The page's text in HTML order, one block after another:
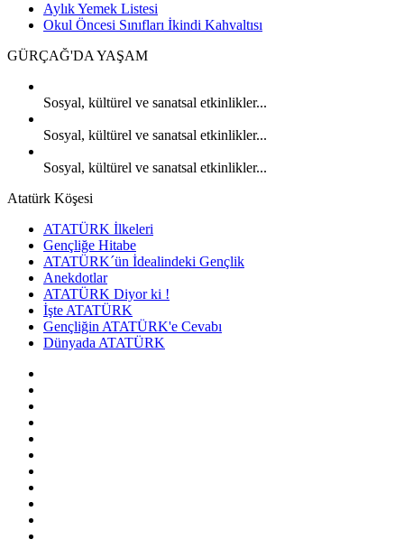
Aylık Yemek Listesi
Okul Öncesi Sınıfları İkindi Kahvaltısı
GÜRÇAĞ'DA YAŞAM
Sosyal, kültürel ve sanatsal etkinlikler...
Sosyal, kültürel ve sanatsal etkinlikler...
Sosyal, kültürel ve sanatsal etkinlikler...
Atatürk Köşesi
ATATÜRK İlkeleri
Gençliğe Hitabe
ATATÜRK´ün İdealindeki Gençlik
Anekdotlar
ATATÜRK Diyor ki !
İşte ATATÜRK
Gençliğin ATATÜRK'e Cevabı
Dünyada ATATÜRK